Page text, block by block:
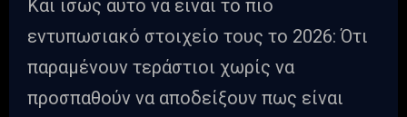
Και ίσως αυτό να είναι το πιο
εντυπωσιακό στοιχείο τους το 2026: Ότι
παραμένουν τεράστιοι χωρίς να
προσπαθούν να αποδείξουν πως είναι